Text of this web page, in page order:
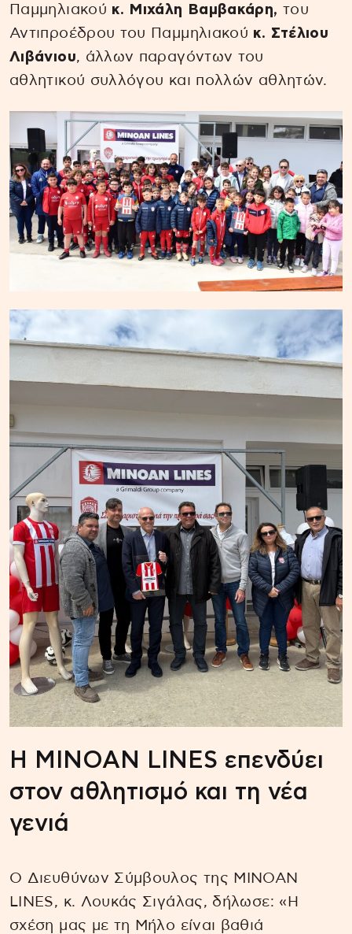
Παμμηλιακού κ. Μιχάλη Βαμβακάρη, του
Αντιπροέδρου του Παμμηλιακού κ. Στέλιου
Λιβάνιου, άλλων παραγόντων του
αθλητικού συλλόγου και πολλών αθλητών.
Η MINOAN LINES επενδύει
στον αθλητισμό και τη νέα
γενιά
Ο Διευθύνων Σύμβουλος της MINOAN
LINES, κ. Λουκάς Σιγάλας, δήλωσε: «Η
σχέση μας με τη Μήλο είναι βαθιά